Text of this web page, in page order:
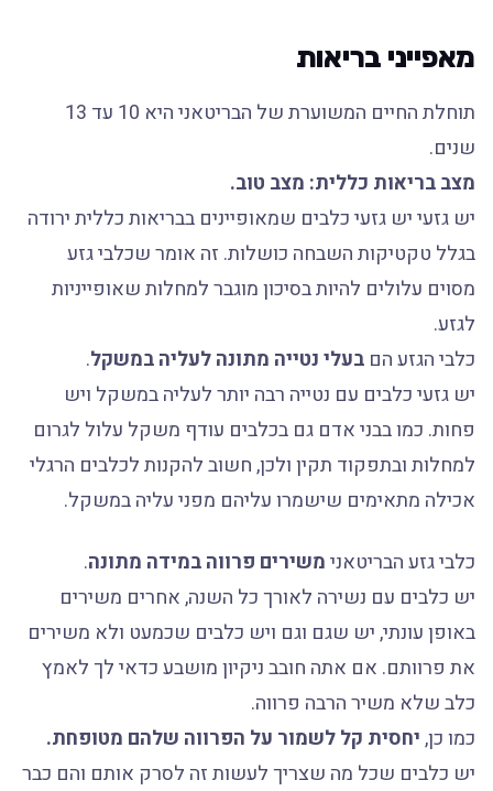
מאפייני בריאות
תוחלת החיים המשוערת של הבריטאני היא 10 עד 13
שנים.
מצב בריאות כללית: מצב טוב.
יש גזעי יש גזעי כלבים שמאופיינים בבריאות כללית ירודה
בגלל טקטיקות השבחה כושלות. זה אומר שכלבי גזע
מסוים עלולים להיות בסיכון מוגבר למחלות שאופייניות
לגזע.
כלבי הגזע הם בעלי נטייה מתונה לעליה במשקל.
יש גזעי כלבים עם נטייה רבה יותר לעליה במשקל ויש
פחות. כמו בבני אדם גם בכלבים עודף משקל עלול לגרום
למחלות ובתפקוד תקין ולכן, חשוב להקנות לכלבים הרגלי
אכילה מתאימים שישמרו עליהם מפני עליה במשקל.
כלבי גזע הבריטאנימשירים פרווה במידה מתונה.
יש כלבים עם נשירה לאורך כל השנה, אחרים משירים
באופן עונתי, יש שגם וגם ויש כלבים שכמעט ולא משירים
את פרוותם. אם אתה חובב ניקיון מושבע כדאי לך לאמץ
כלב שלא משיר הרבה פרווה.
כמו כן,יחסית קל לשמור על הפרווה שלהם מטופחת.
יש כלבים שכל מה שצריך לעשות זה לסרק אותם והם כבר